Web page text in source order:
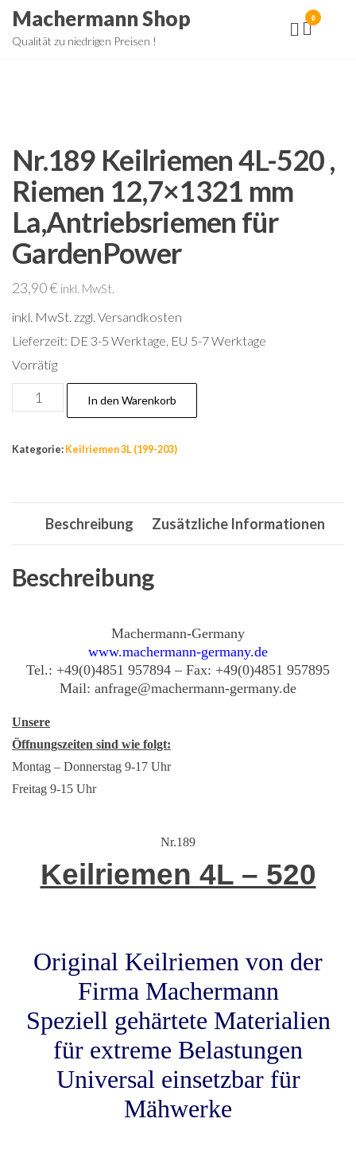
ZumMachermann Shop
Qualität zu niedrigen Preisen !
0
Nr.189 Keilriemen 4L-520 ,
Riemen 12,7×1321 mm
La,Antriebsriemen für
GardenPower
23,90€ inkl. MwSt.
inkl. MwSt. zzgl. Versandkosten
Lieferzeit: DE 3-5 Werktage, EU 5-7 Werktage
Vorrätig
Nr.189
Keilriemen
12,7x1321
La,Antriebsriemen
In den Warenkorb
Kategorie: Keilriemen 3L (199-203)
Beschreibung Zusätzliche Informationen
Beschreibung
Machermann-Germany
www.machermann-germany.de
Tel.: +49(0)4851 957894 – Fax: +49(0)4851 957895
Mail: anfrage@machermann-germany.de
Unsere
Öffnungszeiten sind wie folgt:
Montag – Donnerstag 9-17 Uhr
Freitag 9-15 Uhr
Nr.189
Keilriemen 4L – 520
Original Keilriemen von der
Firma Machermann
Speziell gehärtete Materialien
für extreme Belastungen
Universal einsetzbar für
Mähwerke